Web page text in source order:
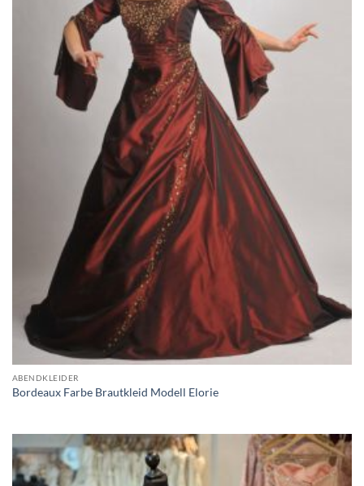
ABENDKLEIDER
Bordeaux Farbe Brautkleid Modell Elorie